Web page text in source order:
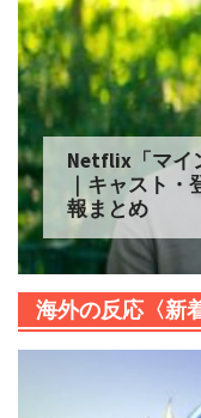
Netflix「マイ
｜キャスト
報まとめ
海外の反応〈新